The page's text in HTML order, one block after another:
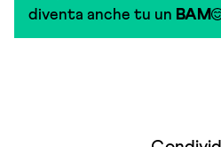
diventa anche tu un BAM